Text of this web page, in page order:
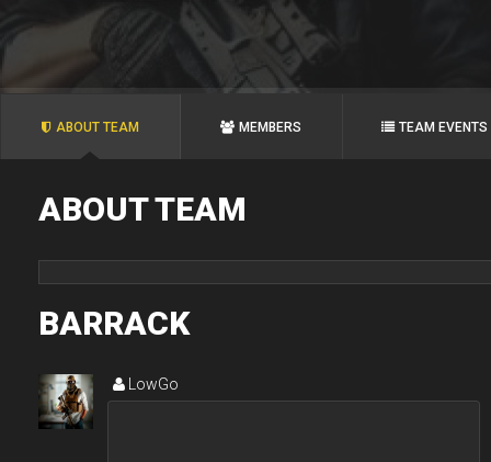
ABOUT TEAM MEMBERS TEAM EVENTS
ABOUT TEAM
BARRACK
LowGo